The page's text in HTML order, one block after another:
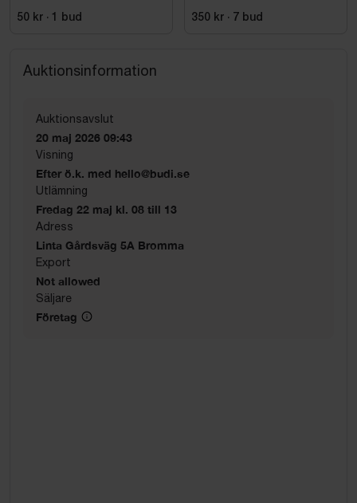
50 kr · 1 bud 350 kr · 7 bud
Auktionsinformation
Auktionsavslut
20 maj 2026 09:43
Visning
Efter ö.k. med hello@budi.se
Utlämning
Fredag 22 maj kl. 08 till 13
Adress
Linta Gårdsväg 5A Bromma
Export
Not allowed
Säljare
Företag